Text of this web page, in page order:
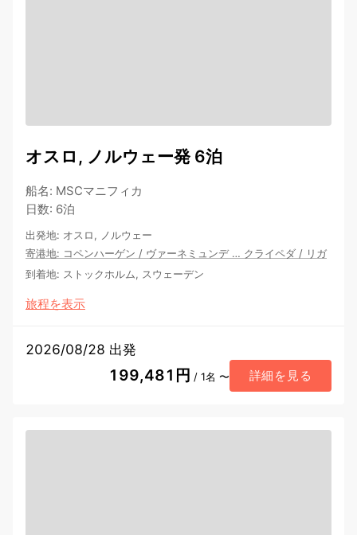
オスロ, ノルウェー発 6泊
船名: MSCマニフィカ
日数: 6泊
出発地: オスロ, ノルウェー
寄港地: コペンハーゲン / ヴァーネミュンデ… クライペダ / リガ
到着地: ストックホルム, スウェーデン
旅程を表示
2026/08/28 出発
199,481円 / 1名 〜 詳細を見る